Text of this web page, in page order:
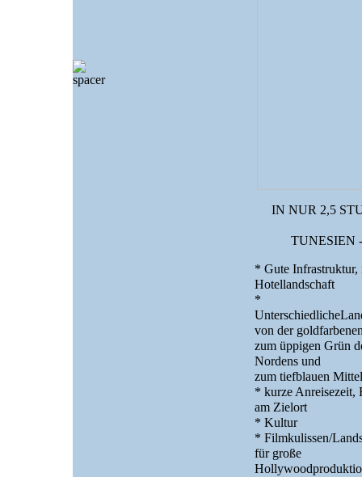
IN NUR 2,5
TUNESIEN
* Gute Infrastruktur,
Hotellandschaft
*
von der
zum üppigen Grün
Nordens und
zum tiefblauen
* kurze Anreisezeit,
am Zielort
* Kultur
* Filmkulissen/
für große